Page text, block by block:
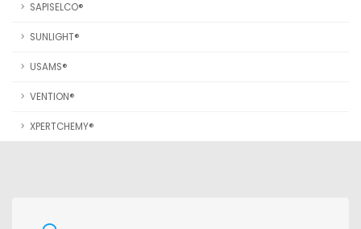
SAPISELCO®
SUNLIGHT®
USAMS®
VENTION®
XPERTCHEMY®